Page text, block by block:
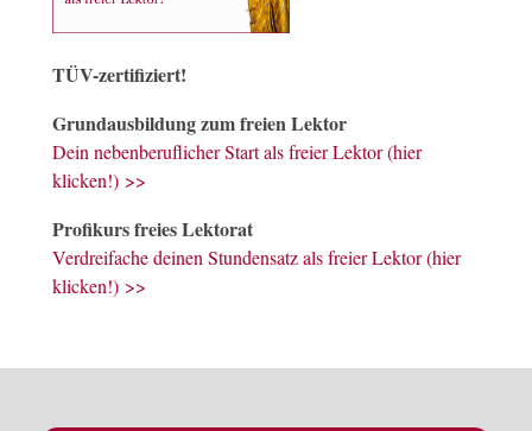
TÜV-zertifiziert!
Grundausbildung zum freien Lektor
Dein nebenberuflicher Start als freier Lektor (hier
klicken!) >>
Profikurs freies Lektorat
Verdreifache deinen Stundensatz als freier Lektor (hier
klicken!) >>